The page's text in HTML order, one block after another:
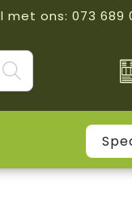
met ons: 073 689